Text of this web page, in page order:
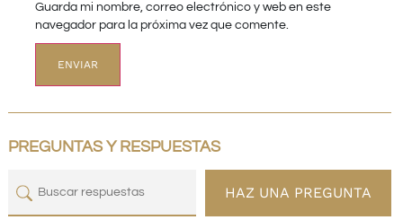
Guarda mi nombre, correo electrónico y web en este
navegador para la próxima vez que comente.
PREGUNTAS Y RESPUESTAS
HAZ UNA PREGUNTA